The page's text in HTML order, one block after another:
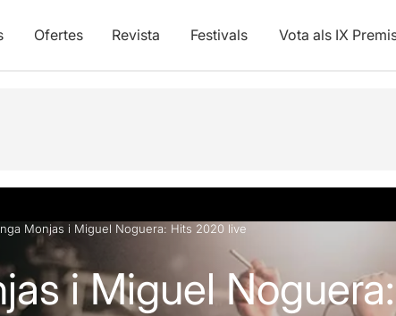
Ofertes Revista Festivals Vota als IX
i vídeos
Monjas i Miguel Noguera: Hits 2020 live
i Miguel